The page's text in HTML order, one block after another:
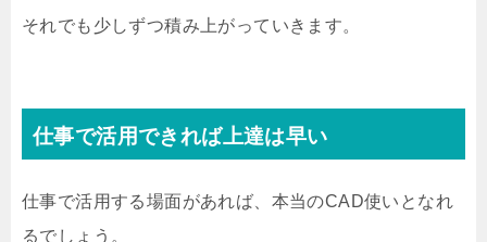
それでも少しずつ積み上がっていきます。
仕事で活用できれば上達は早い
仕事で活用する場面があれば、本当のCAD使いとなれ
るでしょう。